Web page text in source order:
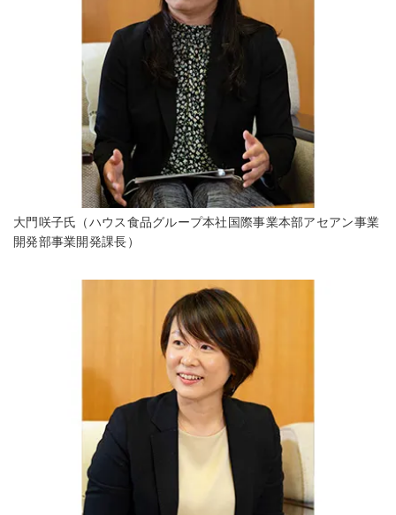
大門咲子氏（ハウス食品グループ本社国際事業本部アセアン事業
開発部事業開発課長）